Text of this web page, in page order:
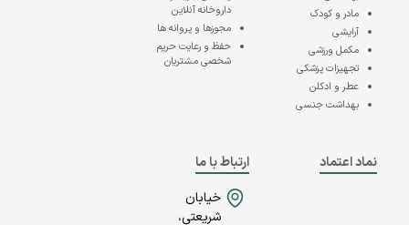
مادر و کودک
آرایشی
مکمل ورزشی
تجهیزات پزشکی
عطر و ادکلن
بهداشت جنسی
داروخانه آنلاین
مجوزها و پروانه ها
حفظ و رعایت حریم
شخصی مشتریان
نماد اعتماد
ارتباط با ما
خیابان
شریعتی،